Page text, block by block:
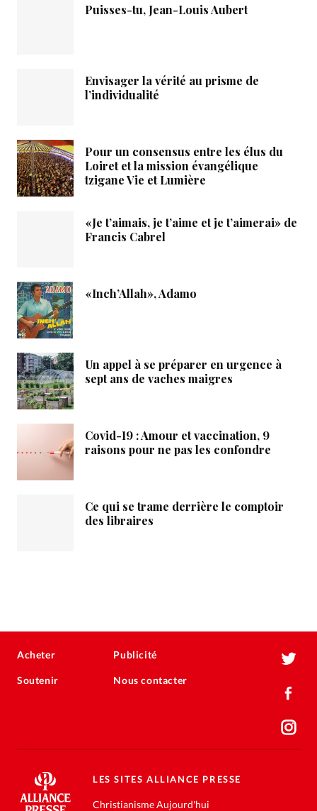
Puisses-tu, Jean-Louis Aubert
Envisager la vérité au prisme de
l’individualité
Pour un consensus entre les élus du
Loiret et la mission évangélique
tzigane Vie et Lumière
«Je t’aimais, je t’aime et je t’aimerai» de
Francis Cabrel
«Inch’Allah», Adamo
Un appel à se préparer en urgence à
sept ans de vaches maigres
Covid-19 : Amour et vaccination, 9
raisons pour ne pas les confondre
Ce qui se trame derrière le comptoir
des libraires
Acheter
Soutenir
Publicité
Nous contacter
LES SITES ALLIANCE PRESSE
Christianisme Aujourd'hui